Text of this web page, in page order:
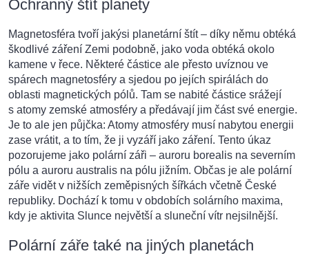
Ochranný štít planety
Magnetosféra tvoří jakýsi planetární štít – díky němu obtéká
škodlivé záření Zemi podobně, jako voda obtéká okolo
kamene v řece. Některé částice ale přesto uvíznou ve
spárech magnetosféry a sjedou po jejích spirálách do
oblasti magnetických pólů. Tam se nabité částice srážejí
s atomy zemské atmosféry a předávají jim část své energie.
Je to ale jen půjčka: Atomy atmosféry musí nabytou energii
zase vrátit, a to tím, že ji vyzáří jako záření. Tento úkaz
pozorujeme jako polární záři – auroru borealis na severním
pólu a auroru australis na pólu jižním. Občas je ale polární
záře vidět v nižších zeměpisných šířkách včetně České
republiky. Dochází k tomu v obdobích solárního maxima,
kdy je aktivita Slunce největší a sluneční vítr nejsilnější.
Polární záře také na jiných planetách